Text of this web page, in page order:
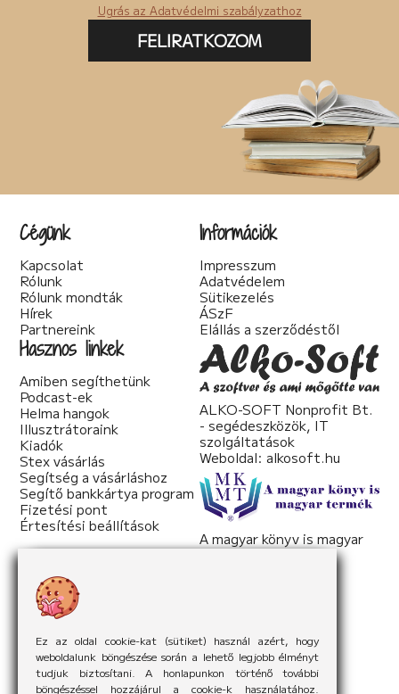
Ez az oldal cookie-kat (sütiket) használ azért, hogy
weboldalunk böngészése során a lehető legjobb élményt
tudjuk biztosítani. A honlapunkon történő további
böngészéssel hozzájárul a cookie-k használatához.
Ugrás az Adatvédelmi szabályzathoz
FELIRATKOZOM
Cégünk
Kapcsolat
Rólunk
Rólunk mondták
Hírek
Partnereink
Információk
Impresszum
Adatvédelem
Sütikezelés
ÁSzF
Elállás a szerződéstől
Hasznos linkek
Amiben segíthetünk
Podcast-ek
Helma hangok
Illusztrátoraink
Kiadók
Stex vásárlás
Segítség a vásárláshoz
Segítő bankkártya program
Fizetési pont
Értesítési beállítások
ALKO-SOFT Nonprofit Bt.
- segédeszközök, IT
szolgáltatások
Weboldal: alkosoft.hu
A magyar könyv is magyar
termék